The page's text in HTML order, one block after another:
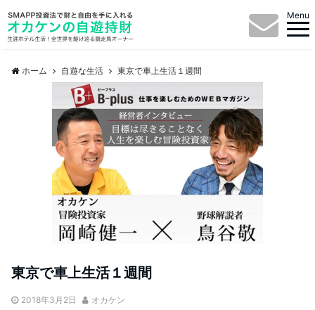
Menu
ホーム 自遊な生活 東京で車上生活１週間
東京で車上生活１週間
2018年3月2日 オカケン